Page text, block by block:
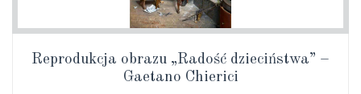
Reprodukcja obrazu „Radość dzieciństwa” –
Gaetano Chierici